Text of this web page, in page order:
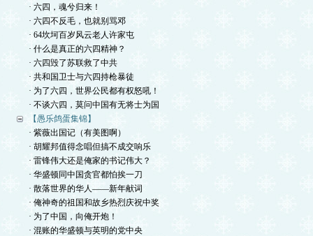
· 六四，魂兮归来！
· 六四不反毛，也就别骂邓
· 64坎坷百岁风云老人许家屯
· 什么是真正的六四精神？
· 六四毁了苏联救了中共
· 共和国卫士与六四持枪暴徒
· 为了六四，世界公民都有权怒吼！
· 不谈六四，莫问中国有无将士为国
【愚乐鸽蛋集锦】
· 紫薇出国记（有美图啊）
· 胡耀邦值得念唱但搞不成交响乐
· 雷锋伟大还是俺家的书记伟大？
· 华盛顿同中国贪官都怕挨一刀
· 散落世界的华人——新年献词
· 俺神奇的祖国和故乡热烈庆祝中奖
· 为了中国，向俺开炮！
· 混账的华盛顿与英明的党中央